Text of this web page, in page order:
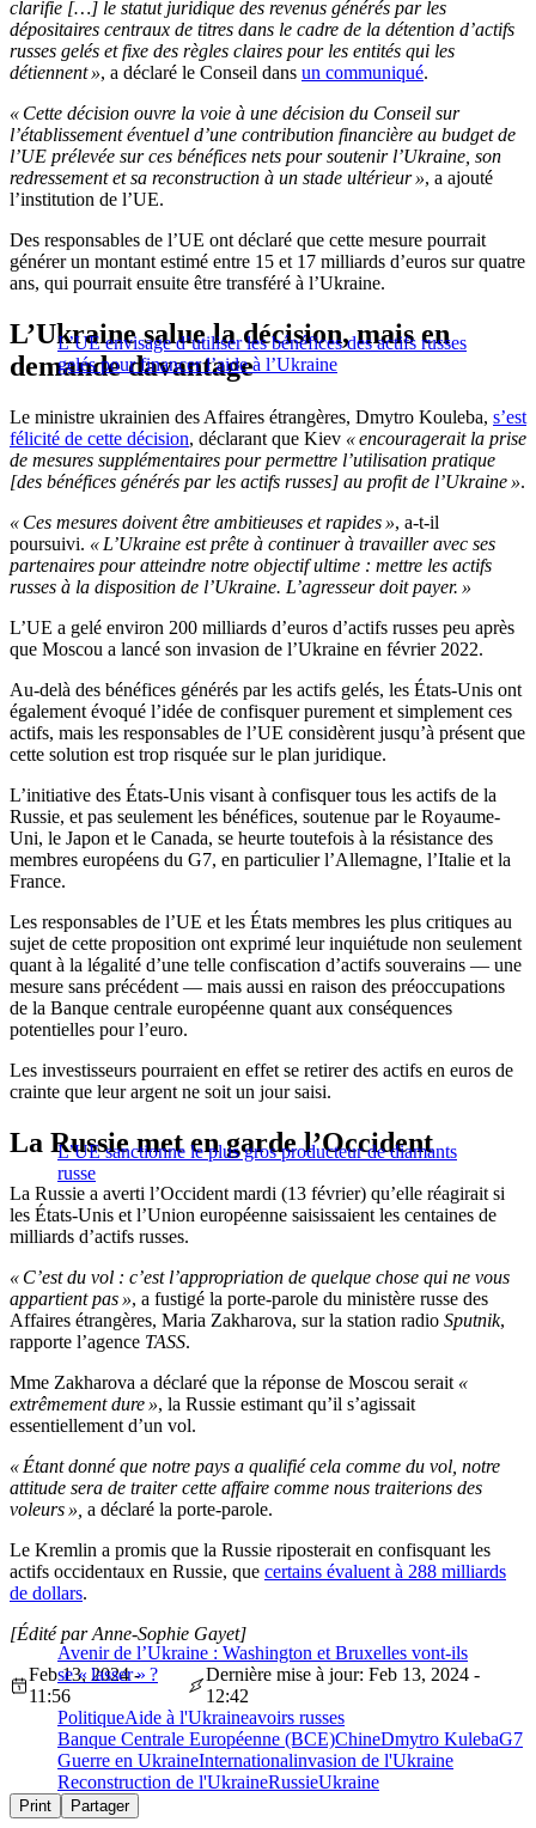
clarifie […] le statut juridique des revenus générés par les
dépositaires centraux de titres dans le cadre de la détention d’actifs
russes gelés et fixe des règles claires pour les entités qui les
détiennent », a déclaré le Conseil dans un communiqué.
« Cette décision ouvre la voie à une décision du Conseil sur
l’établissement éventuel d’une contribution financière au budget de
l’UE prélevée sur ces bénéfices nets pour soutenir l’Ukraine, son
redressement et sa reconstruction à un stade ultérieur », a ajouté
l’institution de l’UE.
Des responsables de l’UE ont déclaré que cette mesure pourrait
générer un montant estimé entre 15 et 17 milliards d’euros sur quatre
ans, qui pourrait ensuite être transféré à l’Ukraine.
L’UE envisage d’utiliser les bénéfices des actifs russes
gelés pour financer l’aide à l’Ukraine
L’Ukraine salue la décision, mais en
demande davantage
Le ministre ukrainien des Affaires étrangères, Dmytro Kouleba, s’est
félicité de cette décision, déclarant que Kiev « encouragerait la prise
de mesures supplémentaires pour permettre l’utilisation pratique
[des bénéfices générés par les actifs russes] au profit de l’Ukraine ».
« Ces mesures doivent être ambitieuses et rapides », a-t-il
poursuivi. « L’Ukraine est prête à continuer à travailler avec ses
partenaires pour atteindre notre objectif ultime : mettre les actifs
russes à la disposition de l’Ukraine. L’agresseur doit payer. »
L’UE a gelé environ 200 milliards d’euros d’actifs russes peu après
que Moscou a lancé son invasion de l’Ukraine en février 2022.
Au-delà des bénéfices générés par les actifs gelés, les États-Unis ont
également évoqué l’idée de confisquer purement et simplement ces
actifs, mais les responsables de l’UE considèrent jusqu’à présent que
cette solution est trop risquée sur le plan juridique.
L’initiative des États-Unis visant à confisquer tous les actifs de la
Russie, et pas seulement les bénéfices, soutenue par le Royaume-
Uni, le Japon et le Canada, se heurte toutefois à la résistance des
membres européens du G7, en particulier l’Allemagne, l’Italie et la
France.
Les responsables de l’UE et les États membres les plus critiques au
sujet de cette proposition ont exprimé leur inquiétude non seulement
quant à la légalité d’une telle confiscation d’actifs souverains — une
mesure sans précédent — mais aussi en raison des préoccupations
de la Banque centrale européenne quant aux conséquences
potentielles pour l’euro.
Les investisseurs pourraient en effet se retirer des actifs en euros de
crainte que leur argent ne soit un jour saisi.
L’UE sanctionne le plus gros producteur de diamants
russe
La Russie met en garde l’Occident
La Russie a averti l’Occident mardi (13 février) qu’elle réagirait si
les États-Unis et l’Union européenne saisissaient les centaines de
milliards d’actifs russes.
« C’est du vol : c’est l’appropriation de quelque chose qui ne vous
appartient pas », a fustigé la porte-parole du ministère russe des
Affaires étrangères, Maria Zakharova, sur la station radio Sputnik,
rapporte l’agence TASS.
Mme Zakharova a déclaré que la réponse de Moscou serait «
extrêmement dure », la Russie estimant qu’il s’agissait
essentiellement d’un vol.
« Étant donné que notre pays a qualifié cela comme du vol, notre
attitude sera de traiter cette affaire comme nous traiterions des
voleurs », a déclaré la porte-parole.
Le Kremlin a promis que la Russie riposterait en confisquant les
actifs occidentaux en Russie, que certains évaluent à 288 milliards
de dollars.
Avenir de l’Ukraine : Washington et Bruxelles vont-ils
se « lasser » ?
[Édité par Anne-Sophie Gayet]
Feb 13, 2024 -
11:56
Dernière mise à jour: Feb 13, 2024 -
12:42
PolitiqueAide à l'Ukraineavoirs russes
Banque Centrale Européenne (BCE)ChineDmytro KulebaG7
Guerre en UkraineInternationalinvasion de l'Ukraine
Reconstruction de l'UkraineRussieUkraine
Print Partager